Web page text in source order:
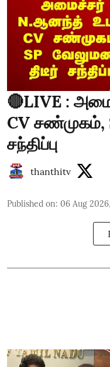
🔴LIVE :
CV சண்முகம்,
சந்திப்பு
thanthitv
Published on: 06 Aug